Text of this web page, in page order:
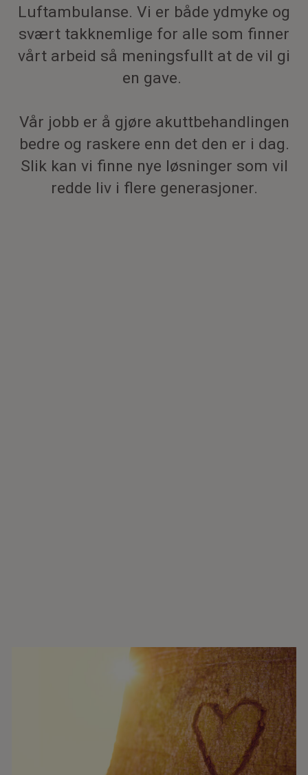
Luftambulanse. Vi er både ydmyke og
svært takknemlige for alle som finner
vårt arbeid så meningsfullt at de vil gi
en gave.
Vår jobb er å gjøre akuttbehandlingen
bedre og raskere enn det den er i dag.
Slik kan vi finne nye løsninger som vil
redde liv i flere generasjoner.